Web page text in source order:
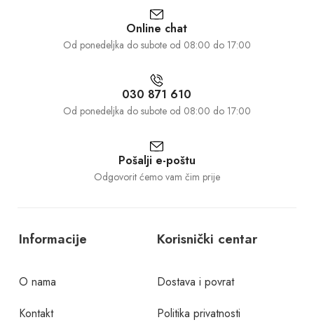
Online chat
Od ponedeljka do subote od 08:00 do 17:00
030 871 610
Od ponedeljka do subote od 08:00 do 17:00
Pošalji e-poštu
Odgovorit ćemo vam čim prije
Informacije
O nama
Kontakt
Korisnički centar
Dostava i povrat
Politika privatnosti